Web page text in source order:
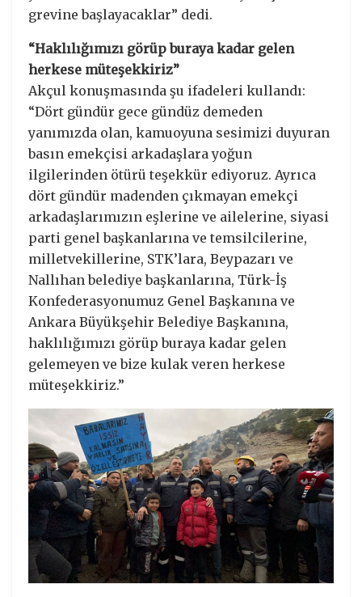
grevine başlayacaklar” dedi.
“Haklılığımızı görüp buraya kadar gelen
herkese müteşekkiriz”
Akçul konuşmasında şu ifadeleri kullandı:
“Dört gündür gece gündüz demeden
yanımızda olan, kamuoyuna sesimizi duyuran
basın emekçisi arkadaşlara yoğun
ilgilerinden ötürü teşekkür ediyoruz. Ayrıca
dört gündür madenden çıkmayan emekçi
arkadaşlarımızın eşlerine ve ailelerine, siyasi
parti genel başkanlarına ve temsilcilerine,
milletvekillerine, STK’lara, Beypazarı ve
Nallıhan belediye başkanlarına, Türk-İş
Konfederasyonumuz Genel Başkanına ve
Ankara Büyükşehir Belediye Başkanına,
haklılığımızı görüp buraya kadar gelen
gelemeyen ve bize kulak veren herkese
müteşekkiriz.”